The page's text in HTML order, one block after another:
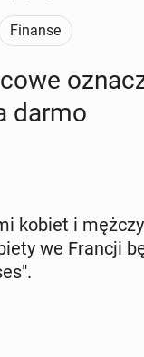
Finanse
darmo
kobiet i
we Francji